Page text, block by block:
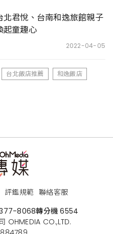
君悅、台南和逸旅館親子
起童趣心
2022-04-05
台北飯店推薦
和逸飯店
評鑑規範 聯絡客服
8068轉分機 6554
OHMEDIA CO.,LTD.